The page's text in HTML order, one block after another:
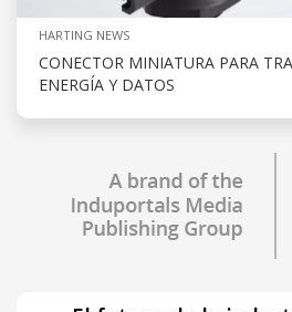
HARTING NEWS
CONECTOR MINIATURA PARA
ENERGÍA Y DATOS